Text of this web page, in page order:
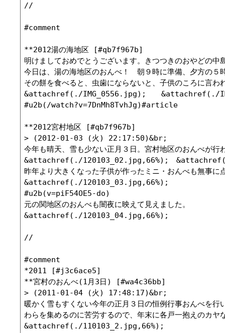
//
#comment
**2012湯の海地区 [#qb7f967b]
明けましておめでとうございます。きつつきのおやどの中
今日は、湯の海地区のおんべ！　朝９時に準備、夕方の
その餅を食べると、虫歯にならないと、子供のころに言わ
&attachref(./IMG_0556.jpg);　　&attachref(./
#u2b(/watch?v=7DnMh8TvhJg)#article
**2012宮村地区 [#qb7f967b]
> (2012-01-03 (火) 22:17:50)&br;
今年も晴天、雪も少ない正月３日。宮村地区のおんべが行
&attachref(./120103_02.jpg,66%);　&attachref(
昨年より大きくなった子供が作ったミニ・おんべも無事に
&attachref(./120103_03.jpg,66%);
#u2b(v=piF54OE5-do)
元の関地区のおんべも闇夜に映えて見えました。
&attachref(./120103_04.jpg,66%);
//
#comment
*2011 [#j3c6ace5]
**宮村のおんべ(1月3日) [#wa4c36bb]
> (2011-01-04 (火) 17:48:17)&br;
暖かく雪もすくない今年の正月３日の恒例行事おんべを行
わらを集めるのに苦労するので、年末に各戸一抱えのカ
&attachref(./110103_2.jpg,66%);